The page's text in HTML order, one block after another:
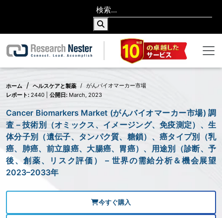
ホーム ヘルスケアと製薬
がんバイオマーカー市場
レポート: 2440 | 公開日: March, 2023
Cancer Biomarkers Market (がんバイオマーカー市場) 調
査 – 技術別（オミックス、イメージング、免疫測定）、生
体分子別（遺伝子、タンパク質、糖鎖）、癌タイプ別（乳
癌、肺癌、前立腺癌、大腸癌、胃癌）、用途別（診断、予
後、創薬、リスク評価） – 世界の需給分析＆機会展望
2023–2033年
今すぐ購入